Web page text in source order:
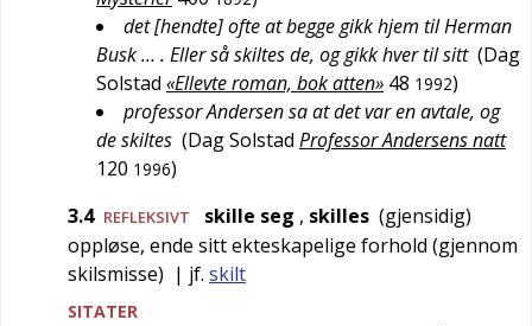
det [hendte] ofte at begge gikk hjem til Herman
Busk … . Eller så skiltes de, og gikk hver til sitt (Dag
Solstad «Ellevte roman, bok atten» 48 1992)
professor Andersen sa at det var en avtale, og
de skiltes (Dag Solstad Professor Andersens natt
120 1996)
3.4 REFLEKSIVT skille seg , skilles (gjensidig)
oppløse, ende sitt ekteskapelige forhold (gjennom
skilsmisse) | jf. skilt
SITATER